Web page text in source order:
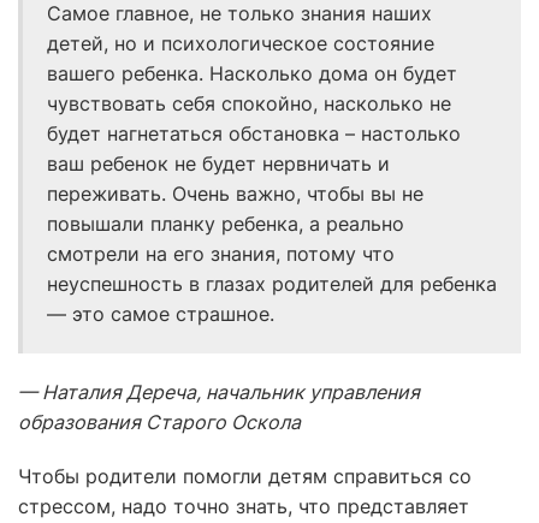
Самое главное, не только знания наших
детей, но и психологическое состояние
вашего ребенка. Насколько дома он будет
чувствовать себя спокойно, насколько не
будет нагнетаться обстановка – настолько
ваш ребенок не будет нервничать и
переживать. Очень важно, чтобы вы не
повышали планку ребенка, а реально
смотрели на его знания, потому что
неуспешность в глазах родителей для ребенка
— это самое страшное.
— Наталия Дереча, начальник управления
образования Старого Оскола
Чтобы родители помогли детям справиться со
стрессом, надо точно знать, что представляет